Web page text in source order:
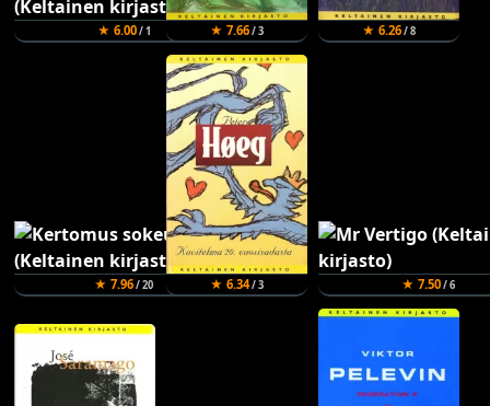
★ 6.00/ 1 ★ 7.66/ 3 ★ 6.26/ 8
★ 7.96/ 20 ★ 6.34/ 3 ★ 7.50/ 6